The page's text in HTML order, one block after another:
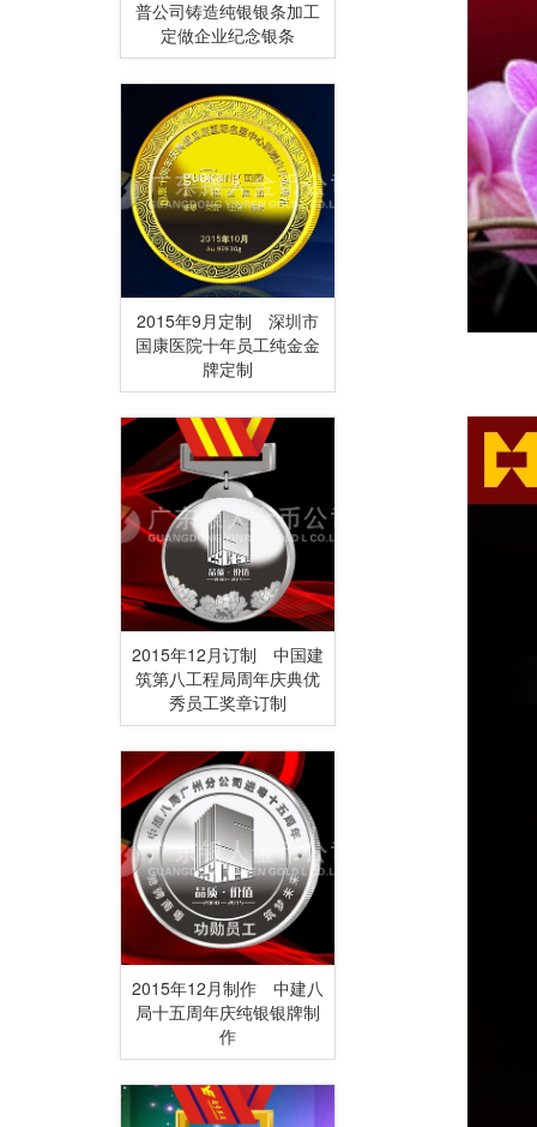
普公司铸造纯银银条加工
定做企业纪念银条
2015年9月定制 深圳市
国康医院十年员工纯金金
牌定制
2015年12月订制 中国建
筑第八工程局周年庆典优
秀员工奖章订制
2015年12月制作 中建八
局十五周年庆纯银银牌制
作